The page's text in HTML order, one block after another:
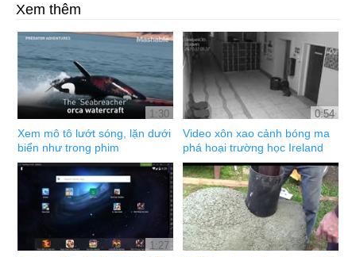
Xem thêm
1:30
Xem mô tô lướt sóng, lặn dưới
biển như trong phim
0:54
Video xôn xao cảnh bóng ma
phá hoại trường học Ireland
1:27